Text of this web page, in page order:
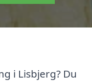
i Lisbjerg? Du